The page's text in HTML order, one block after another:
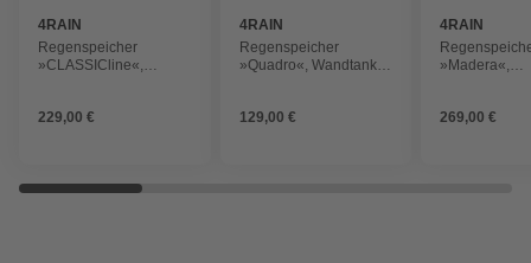
4RAIN
Regenspeicher
»CLASSICline«,
229,00 €
4RAIN
Regenspeicher
»Quadro«, Wandtank,
129,00 €
4RAIN
»Madera«,
269,00 €